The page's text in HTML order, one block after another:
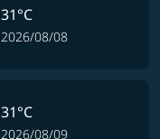
31°C
2026/08/08
31°C
2026/08/09